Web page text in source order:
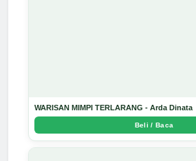
WARISAN MIMPI TERLARANG - Arda Dinata
Beli / Baca